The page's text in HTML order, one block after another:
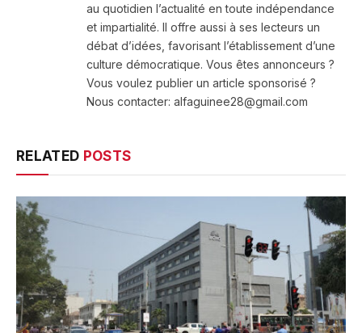
au quotidien l’actualité en toute indépendance
et impartialité. Il offre aussi à ses lecteurs un
débat d’idées, favorisant l’établissement d’une
culture démocratique. Vous êtes annonceurs ?
Vous voulez publier un article sponsorisé ?
Nous contacter: alfaguinee28@gmail.com
RELATED POSTS